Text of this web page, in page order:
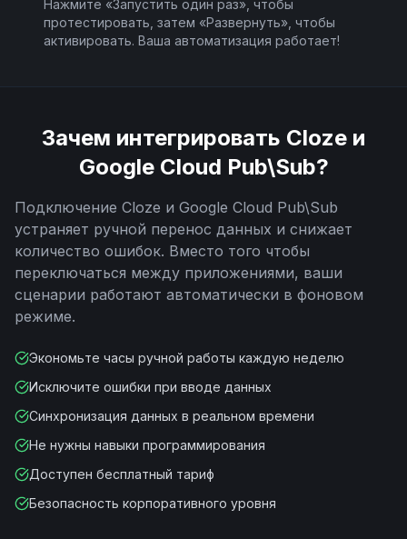
Нажмите «Запустить один раз», чтобы
протестировать, затем «Развернуть», чтобы
активировать. Ваша автоматизация работает!
Зачем интегрировать Cloze и
Google Cloud Pub\Sub?
Подключение Cloze и Google Cloud Pub\Sub
устраняет ручной перенос данных и снижает
количество ошибок. Вместо того чтобы
переключаться между приложениями, ваши
сценарии работают автоматически в фоновом
режиме.
Экономьте часы ручной работы каждую неделю
Исключите ошибки при вводе данных
Синхронизация данных в реальном времени
Не нужны навыки программирования
Доступен бесплатный тариф
Безопасность корпоративного уровня